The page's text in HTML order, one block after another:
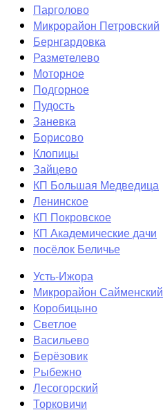
Парголово
Микрорайон Петровский
Бернгардовка
Разметелево
Моторное
Подгорное
Пудость
Заневка
Борисово
Клопицы
Зайцево
КП Большая Медведица
Ленинское
КП Покровское
КП Академические дачи
посёлок Беличье
Усть-Ижора
Микрорайон Сайменский
Коробицыно
Светлое
Васильево
Берёзовик
Рыбежно
Лесогорский
Торковичи